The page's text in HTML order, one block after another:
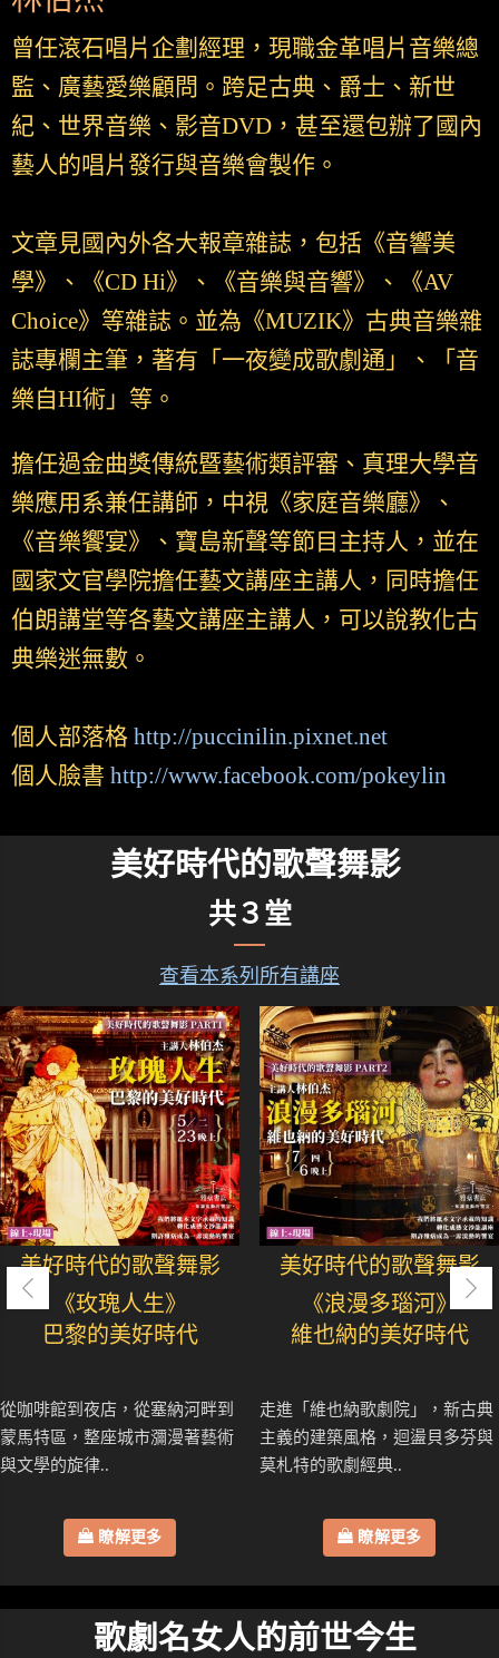
曾任滾石唱片企劃經理，現職金革唱片音樂總
監、廣藝愛樂顧問。跨足古典、爵士、新世
紀、世界音樂、影音DVD，甚至還包辦了國內
藝人的唱片發行與音樂會製作。
文章見國內外各大報章雜誌，包括《音響美
學》、《CD Hi》、《音樂與音響》、《AV
Choice》等雜誌。並為《MUZIK》古典音樂雜
誌專欄主筆，著有「一夜變成歌劇通」、「音
樂自HI術」等。
擔任過金曲獎傳統暨藝術類評審、真理大學音
樂應用系兼任講師，中視《家庭音樂廳》、
《音樂饗宴》、寶島新聲等節目主持人，並在
國家文官學院擔任藝文講座主講人，同時擔任
伯朗講堂等各藝文講座主講人，可以說教化古
典樂迷無數。
個人部落格 http://puccinilin.pixnet.net
個人臉書 http://www.facebook.com/pokeylin
美好時代的歌聲舞影
共３堂
查看本系列所有講座
美好時代的歌聲舞影
《玫瑰人生》
巴黎的美好時代
從咖啡館到夜店，從塞納河畔到
蒙馬特區，整座城市瀰漫著藝術
與文學的旋律..
瞭解更多
美好時代的歌聲舞影
《浪漫多瑙河》
維也納的美好時代
走進「維也納歌劇院」，新古典
主義的建築風格，迴盪貝多芬與
莫札特的歌劇經典..
瞭解更多
歌劇名女人的前世今生